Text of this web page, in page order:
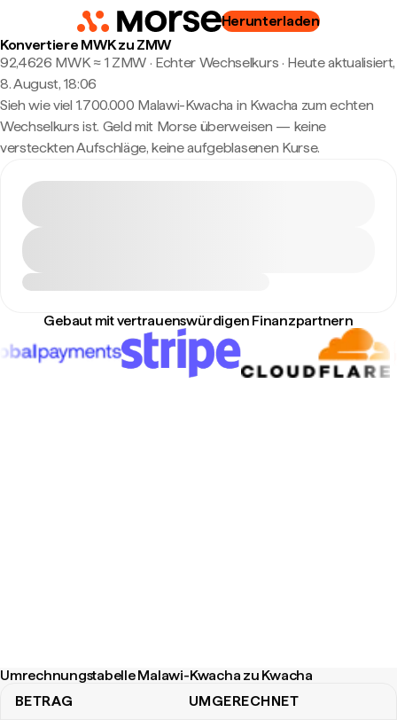
Herunterladen
Konvertiere MWK zu ZMW
92,4626 MWK ≈ 1 ZMW · Echter Wechselkurs · Heute aktualisiert,
8. August, 18:06
Sieh wie viel 1.700.000 Malawi-Kwacha in Kwacha zum echten
Wechselkurs ist. Geld mit Morse überweisen — keine
versteckten Aufschläge, keine aufgeblasenen Kurse.
Gebaut mit vertrauenswürdigen Finanzpartnern
Umrechnungstabelle Malawi-Kwacha zu Kwacha
BETRAG UMGERECHNET